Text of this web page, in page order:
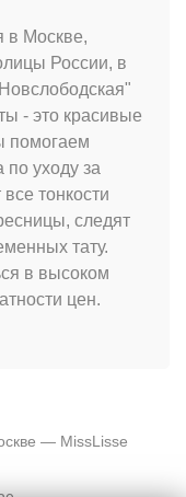
в Москве,
России, в
- это красивые
помогаем
по уходу за
тонкости
следят
тату.
в высоком
цен.